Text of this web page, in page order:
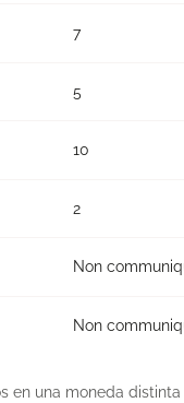
7
5
10
2
Non
Non
en una moneda